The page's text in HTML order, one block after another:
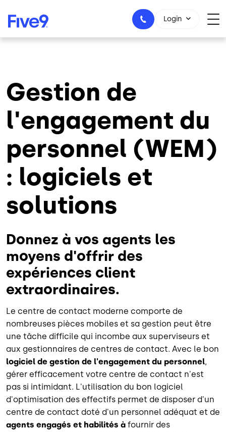
Login
Gestion de
l'engagement du
personnel (WEM)
: logiciels et
solutions
Donnez à vos agents les
moyens d'offrir des
expériences client
extraordinaires.
Le centre de contact moderne comporte de
nombreuses pièces mobiles et sa gestion peut être
une tâche difficile qui incombe aux superviseurs et
aux gestionnaires de centres de contact. Avec le bon
logiciel de gestion de l'engagement du personnel,
gérer efficacement votre centre de contact n'est
pas si intimidant. L'utilisation du bon logiciel
d'optimisation des effectifs permet de disposer d'un
centre de contact doté d'un personnel adéquat et de
agents engagés et habilités à fournir des